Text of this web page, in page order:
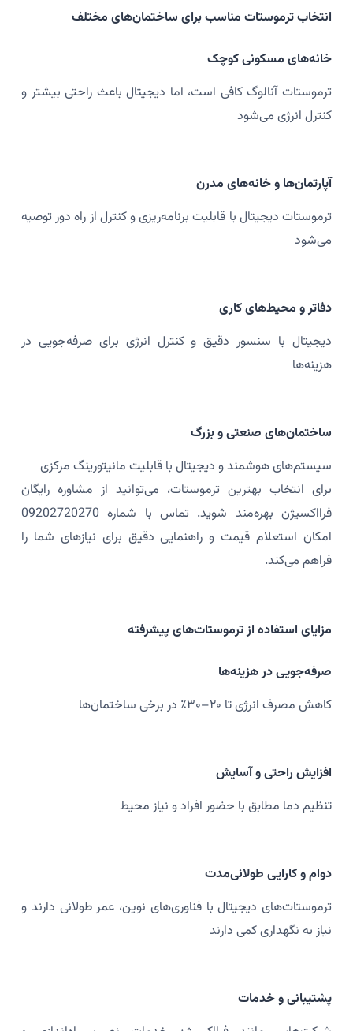
انتخاب ترموستات مناسب برای ساختمان‌های مختلف
خانه‌های مسکونی کوچک
ترموستات آنالوگ کافی است، اما دیجیتال باعث راحتی بیشتر و
کنترل انرژی می‌شود
آپارتمان‌ها و خانه‌های مدرن
ترموستات دیجیتال با قابلیت برنامه‌ریزی و کنترل از راه دور توصیه
می‌شود
دفاتر و محیط‌های کاری
دیجیتال با سنسور دقیق و کنترل انرژی برای صرفه‌جویی در
هزینه‌ها
ساختمان‌های صنعتی و بزرگ
سیستم‌های هوشمند و دیجیتال با قابلیت مانیتورینگ مرکزی
برای انتخاب بهترین ترموستات، می‌توانید از مشاوره رایگان
فرااکسیژن بهره‌مند شوید. تماس با شماره 09202720270
امکان استعلام قیمت و راهنمایی دقیق برای نیازهای شما را
فراهم می‌کند.
مزایای استفاده از ترموستات‌های پیشرفته
صرفه‌جویی در هزینه‌ها
کاهش مصرف انرژی تا ۲۰–۳۰٪ در برخی ساختمان‌ها
افزایش راحتی و آسایش
تنظیم دما مطابق با حضور افراد و نیاز محیط
دوام و کارایی طولانی‌مدت
ترموستات‌های دیجیتال با فناوری‌های نوین، عمر طولانی دارند و
نیاز به نگهداری کمی دارند
پشتیبانی و خدمات